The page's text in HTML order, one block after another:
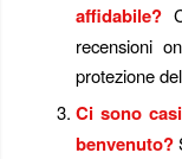
affidabile?
recensioni
protezione
Ci sono
benvenuto?